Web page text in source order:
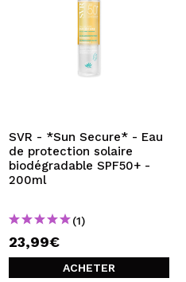
SVR - *Sun Secure* - Eau
de protection solaire
biodégradable SPF50+ -
200ml
(1)
23,99€
ACHETER